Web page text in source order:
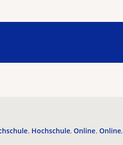
Hochschule Online Online